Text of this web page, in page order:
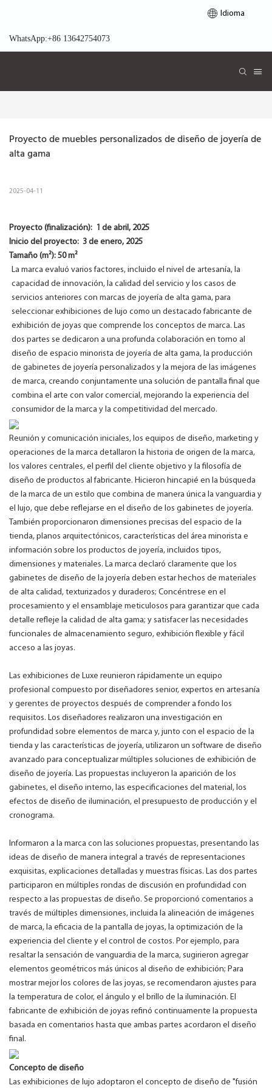
Idioma
WhatsApp:+86 13642754073
Proyecto de muebles personalizados de diseño de joyería de
alta gama
2025-04-11
Proyecto (finalización): 1 de abril, 2025
Inicio del proyecto: 3 de enero, 2025
Tamaño (m²): 50 m²
La marca evaluó varios factores, incluido el nivel de artesanía, la
capacidad de innovación, la calidad del servicio y los casos de
servicios anteriores con marcas de joyería de alta gama, para
seleccionar exhibiciones de lujo como un destacado fabricante de
exhibición de joyas que comprende los conceptos de marca. Las
dos partes se dedicaron a una profunda colaboración en torno al
diseño de espacio minorista de joyería de alta gama, la producción
de gabinetes de joyería personalizados y la mejora de las imágenes
de marca, creando conjuntamente una solución de pantalla final que
combina el arte con valor comercial, mejorando la experiencia del
consumidor de la marca y la competitividad del mercado.
Reunión y comunicación iniciales, los equipos de diseño, marketing y
operaciones de la marca detallaron la historia de origen de la marca,
los valores centrales, el perfil del cliente objetivo y la filosofía de
diseño de productos al fabricante. Hicieron hincapié en la búsqueda
de la marca de un estilo que combina de manera única la vanguardia y
el lujo, que debe reflejarse en el diseño de los gabinetes de joyería.
También proporcionaron dimensiones precisas del espacio de la
tienda, planos arquitectónicos, características del área minorista e
información sobre los productos de joyería, incluidos tipos,
dimensiones y materiales. La marca declaró claramente que los
gabinetes de diseño de la joyería deben estar hechos de materiales
de alta calidad, texturizados y duraderos; Concéntrese en el
procesamiento y el ensamblaje meticulosos para garantizar que cada
detalle refleje la calidad de alta gama; y satisfacer las necesidades
funcionales de almacenamiento seguro, exhibición flexible y fácil
acceso a las joyas.
Las exhibiciones de Luxe reunieron rápidamente un equipo
profesional compuesto por diseñadores senior, expertos en artesanía
y gerentes de proyectos después de comprender a fondo los
requisitos. Los diseñadores realizaron una investigación en
profundidad sobre elementos de marca y, junto con el espacio de la
tienda y las características de joyería, utilizaron un software de diseño
avanzado para conceptualizar múltiples soluciones de exhibición de
diseño de joyería. Las propuestas incluyeron la aparición de los
gabinetes, el diseño interno, las especificaciones del material, los
efectos de diseño de iluminación, el presupuesto de producción y el
cronograma.
Informaron a la marca con las soluciones propuestas, presentando las
ideas de diseño de manera integral a través de representaciones
exquisitas, explicaciones detalladas y muestras físicas. Las dos partes
participaron en múltiples rondas de discusión en profundidad con
respecto a las propuestas de diseño. Se proporcionó comentarios a
través de múltiples dimensiones, incluida la alineación de imágenes
de marca, la eficacia de la pantalla de joyas, la optimización de la
experiencia del cliente y el control de costos. Por ejemplo, para
resaltar la sensación de vanguardia de la marca, sugirieron agregar
elementos geométricos más únicos al diseño de exhibición; Para
mostrar mejor los colores de las joyas, se recomendaron ajustes para
la temperatura de color, el ángulo y el brillo de la iluminación. El
fabricante de exhibición de joyas refinó continuamente la propuesta
basada en comentarios hasta que ambas partes acordaron el diseño
final.
Concepto de diseño
Las exhibiciones de lujo adoptaron el concepto de diseño de "fusión